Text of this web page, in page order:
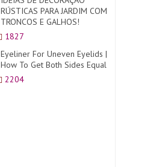
RÚSTICAS PARA JARDIM COM
TRONCOS E GALHOS!
1827
Eyeliner For Uneven Eyelids |
How To Get Both Sides Equal
2204